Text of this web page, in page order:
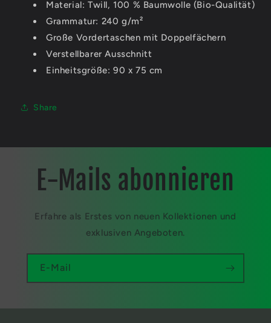
Material: Twill, 100 % Baumwolle (Bio-Qualität)
Grammatur: 240 g/m²
Große Vordertaschen mit Doppelfächern
Verstellbarer Ausschnitt
Einheitsgröße: 90 x 75 cm
Share
E-Mails abonnieren
Erfahre als Erstes von neuen Kollektionen und
exklusiven Angeboten.
E-Mail